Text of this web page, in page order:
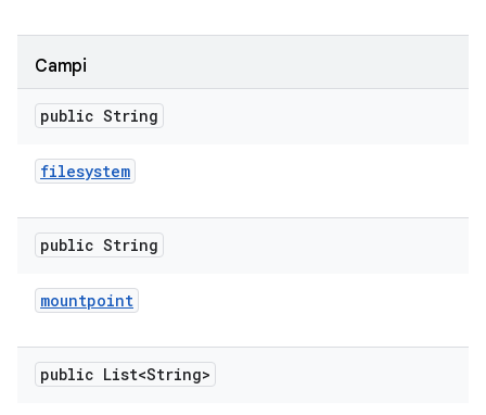
Campi
public String
filesystem
public String
mountpoint
public List<String>